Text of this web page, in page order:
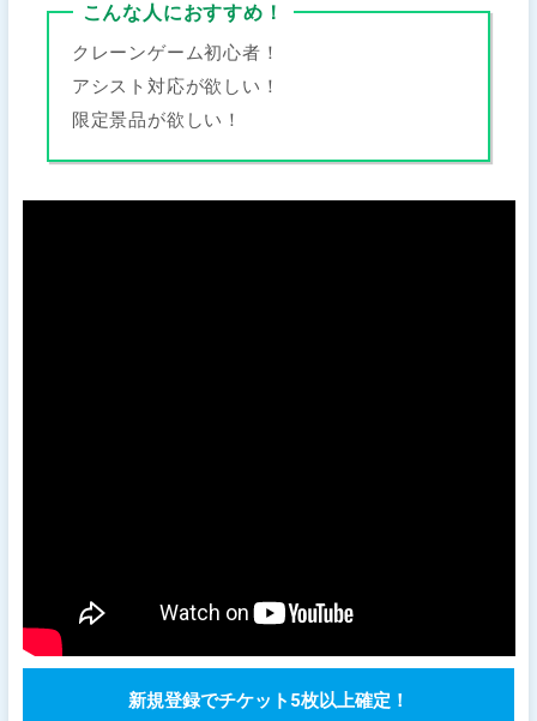
こんな人におすすめ！
クレーンゲーム初心者！
アシスト対応が欲しい！
限定景品が欲しい！
新規登録でチケット5枚以上確定！